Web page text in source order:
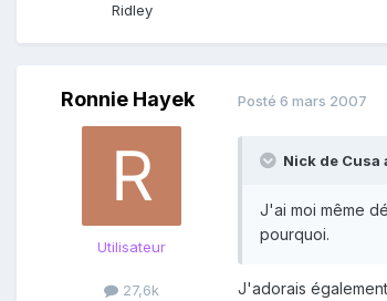
Ridley
Ronnie Hayek
Utilisateur
27,6k
Posté 6 mars 2007
Nick de Cusa
J'ai moi même
pourquoi.
J'adorais